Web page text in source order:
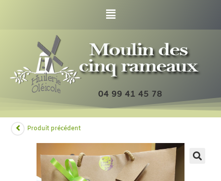
04 99 41 45 78
Produit précédent